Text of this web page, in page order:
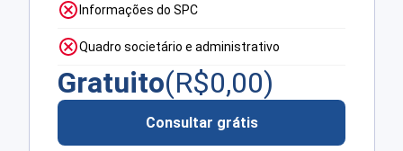
Informações do SPC
Quadro societário e administrativo
Gratuito(R$0,00)
Consultar grátis